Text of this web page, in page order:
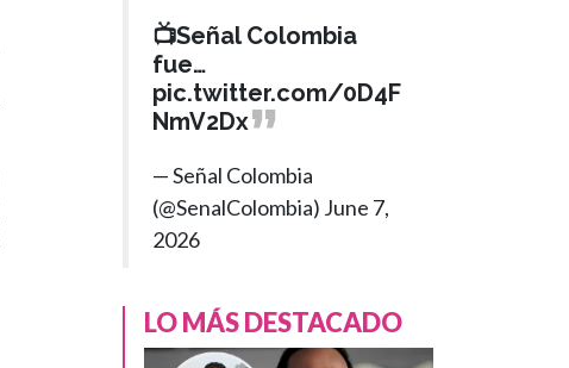
📺Señal Colombia
fue…
pic.twitter.com/0D4F
NmV2Dx
— Señal Colombia
(@SenalColombia) June 7,
2026
LO MÁS DESTACADO